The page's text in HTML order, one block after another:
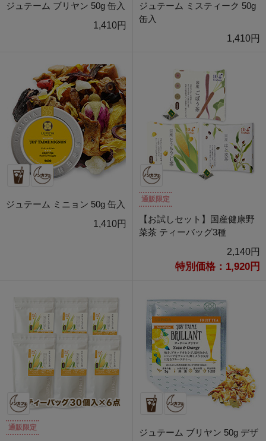
ジュテーム ブリヤン 50g 缶入
1,410円
ジュテーム ミスティーク 50g
缶入
1,410円
ジュテーム ミニョン 50g 缶入
1,410円
通販限定
【お試しセット】国産健康野
菜茶 ティーバッグ3種
2,140円
特別価格：1,920円
通販限定
ジュテーム ブリヤン 50g デザ